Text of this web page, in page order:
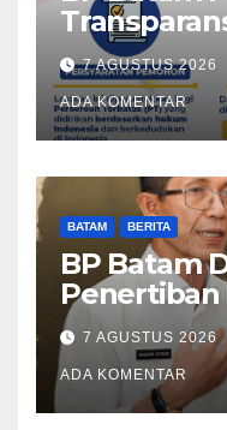
Reguler
LMS
7 AGUSTUS 2026
ADA KOMENTAR
BATAM BERITA
BP Batam
Ruang
Ketentuan
7 AGUSTUS 2026
ADA KOMENTAR